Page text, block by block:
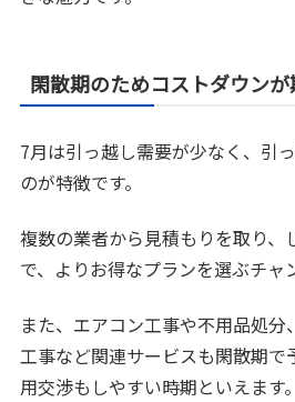
閑散期のためコストダウン
7月は引っ越し需要が少なく、引
のが特徴です。
複数の業者から見積もりを取り、
で、よりお得なプランを選ぶチャ
また、エアコン工事や不用品処
工事など関連サービスも閑散期で
用交渉もしやすい時期といえます。